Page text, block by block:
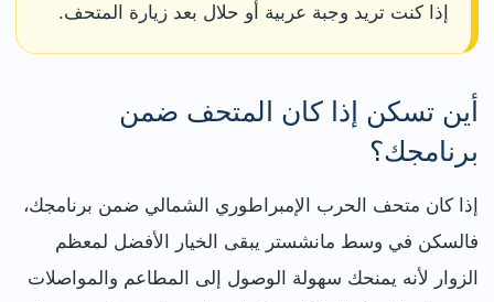
إذا كنت تريد وجبة عربية أو حلال بعد زيارة المتحف.
أين تسكن إذا كان المتحف ضمن
برنامجك؟
إذا كان متحف الحرب الإمبراطوري الشمالي ضمن برنامجك،
فالسكن في وسط مانشستر يبقى الخيار الأفضل لمعظم
الزوار لأنه يمنحك سهولة الوصول إلى المطاعم والمواصلات